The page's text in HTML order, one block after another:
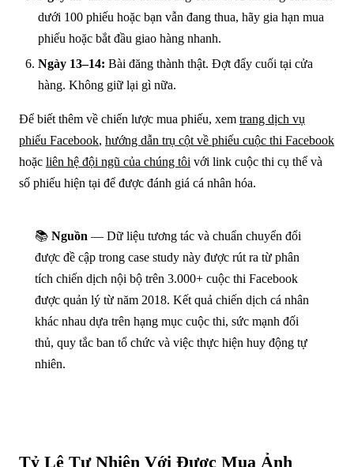
dưới 100 phiếu hoặc bạn vẫn đang thua, hãy gia hạn mua
phiếu hoặc bắt đầu giao hàng nhanh.
Ngày 13–14: Bài đăng thành thật. Đợt đẩy cuối tại cửa
hàng. Không giữ lại gì nữa.
Để biết thêm về chiến lược mua phiếu, xem trang dịch vụ
phiếu Facebook, hướng dẫn trụ cột về phiếu cuộc thi Facebook
hoặc liên hệ đội ngũ của chúng tôi với link cuộc thi cụ thể và
số phiếu hiện tại để được đánh giá cá nhân hóa.
📚 Nguồn — Dữ liệu tương tác và chuẩn chuyển đổi
được đề cập trong case study này được rút ra từ phân
tích chiến dịch nội bộ trên 3.000+ cuộc thi Facebook
được quản lý từ năm 2018. Kết quả chiến dịch cá nhân
khác nhau dựa trên hạng mục cuộc thi, sức mạnh đối
thủ, quy tắc ban tổ chức và việc thực hiện huy động tự
nhiên.
Tỷ Lệ Tự Nhiên Với Được Mua Ảnh